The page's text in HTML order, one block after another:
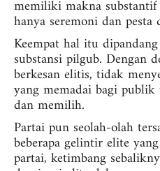
memiliki makna
hanya seremoni dan pesta
Keempat hal itu
substansi pilgub. Dengan
berkesan elitis, tidak
yang memadai bagi
dan memilih.
Partai pun seolah-olah
beberapa gelintir elite
partai, ketimbang